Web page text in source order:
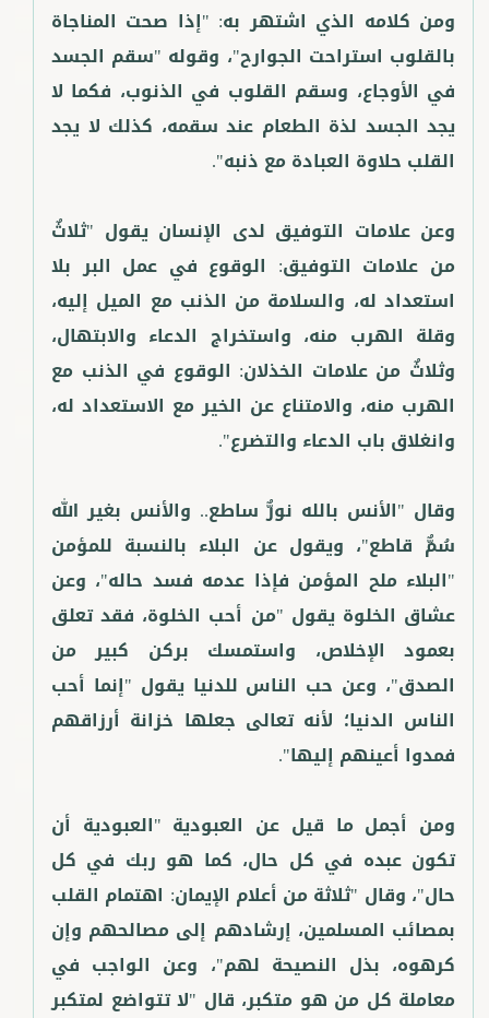
ومن كلامه الذي اشتهر به: "إذا صحت المناجاة
بالقلوب استراحت الجوارح"، وقوله "سقم الجسد
في الأوجاع، وسقم القلوب في الذنوب، فكما لا
يجد الجسد لذة الطعام عند سقمه، كذلك لا يجد
وعن علامات التوفيق لدى الإنسان يقول "ثلاثٌ
من علامات التوفيق: الوقوع في عمل البر بلا
استعداد له، والسلامة من الذنب مع الميل إليه،
وقلة الهرب منه، واستخراج الدعاء والابتهال،
وثلاثٌ من علامات الخذلان: الوقوع في الذنب مع
الهرب منه، والامتناع عن الخير مع الاستعداد له،
وقال "الأنس بالله نورٌّ ساطع.. والأنس بغير الله
سُمٌّ قاطع"، ويقول عن البلاء بالنسبة للمؤمن
"البلاء ملح المؤمن فإذا عدمه فسد حاله"، وعن
عشاق الخلوة يقول "من أحب الخلوة، فقد تعلق
بعمود الإخلاص، واستمسك بركن كبير من
الصدق"، وعن حب الناس للدنيا يقول "إنما أحب
الناس الدنيا؛ لأنه تعالى جعلها خزانة أرزاقهم
ومن أجمل ما قيل عن العبودية "العبودية أن
تكون عبده في كل حال، كما هو ربك في كل
حال"، وقال "ثلاثة من أعلام الإيمان: اهتمام القلب
بمصائب المسلمين، إرشادهم إلى مصالحهم وإن
كرهوه، بذل النصيحة لهم"، وعن الواجب في
معاملة كل من هو متكبر، قال "لا تتواضع لمتكبر